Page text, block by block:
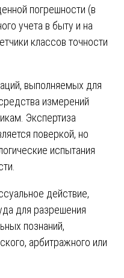
погрешности (в
учета в быту и на
классов точности
выполняемых для
измерений
Экспертиза
поверкой, но
испытания
действие,
для разрешения
познаний,
арбитражного или